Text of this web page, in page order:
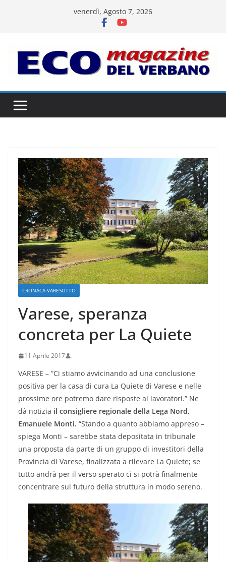
venerdì, Agosto 7, 2026
CRONACA VARESOTTO
Varese, speranza
concreta per La Quiete
11 Aprile 2017 .
VARESE – “Ci stiamo avvicinando ad una conclusione
positiva per la casa di cura La Quiete di Varese e nelle
prossime ore potremo dare risposte ai lavoratori.” Ne
dà notizia il consigliere regionale della Lega Nord,
Emanuele Monti. “Stando a quanto abbiamo appreso –
spiega Monti – sarebbe stata depositata in tribunale
una proposta da parte di un gruppo di investitori della
Provincia di Varese, finalizzata a rilevare La Quiete; se
tutto andrà per il verso sperato ci si potrà finalmente
concentrare sul futuro della struttura in modo sereno.